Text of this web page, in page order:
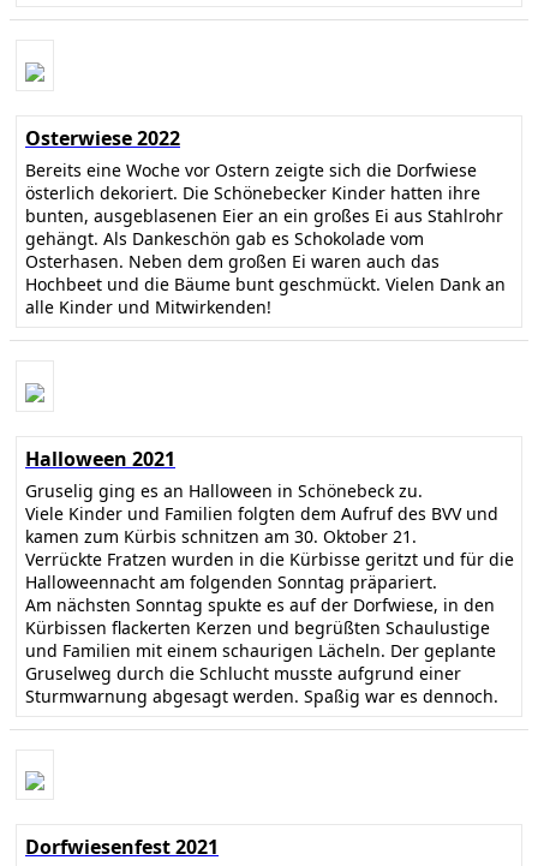
Osterwiese 2022
Bereits eine Woche vor Ostern zeigte sich die Dorfwiese
österlich dekoriert. Die Schönebecker Kinder hatten ihre
bunten, ausgeblasenen Eier an ein großes Ei aus Stahlrohr
gehängt. Als Dankeschön gab es Schokolade vom
Osterhasen. Neben dem großen Ei waren auch das
Hochbeet und die Bäume bunt geschmückt. Vielen Dank an
alle Kinder und Mitwirkenden!
Halloween 2021
Gruselig ging es an Halloween in Schönebeck zu.
Viele Kinder und Familien folgten dem Aufruf des BVV und
kamen zum Kürbis schnitzen am 30. Oktober 21.
Verrückte Fratzen wurden in die Kürbisse geritzt und für die
Halloweennacht am folgenden Sonntag präpariert.
Am nächsten Sonntag spukte es auf der Dorfwiese, in den
Kürbissen flackerten Kerzen und begrüßten Schaulustige
und Familien mit einem schaurigen Lächeln. Der geplante
Gruselweg durch die Schlucht musste aufgrund einer
Sturmwarnung abgesagt werden. Spaßig war es dennoch.
Dorfwiesenfest 2021